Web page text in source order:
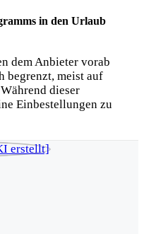
in den Urlaub
dem Anbieter vorab
begrenzt, meist auf
dieser
Einbestellungen zu